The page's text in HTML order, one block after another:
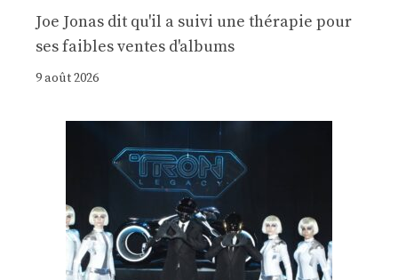
Joe Jonas dit qu'il a suivi une thérapie pour
ses faibles ventes d'albums
9 août 2026